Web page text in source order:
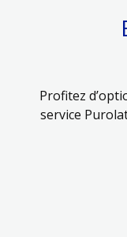
Profitez
service